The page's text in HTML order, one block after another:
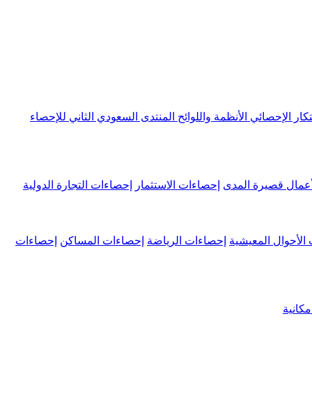
الإحصائي الأنظمة واللوائح المنتدى السعودي الثاني للإحصاء
قصيرة المدى إحصاءات الاستثمار إحصاءات التجارة الدولية
الأحوال المعيشية إحصاءات الرياضة إحصاءات المساكن إحصاءات